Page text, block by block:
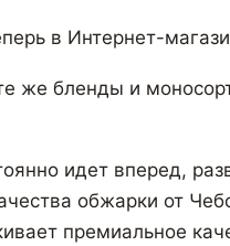
в Интернет-
же бленды и
идет вперед,
обжарки от
премиальное